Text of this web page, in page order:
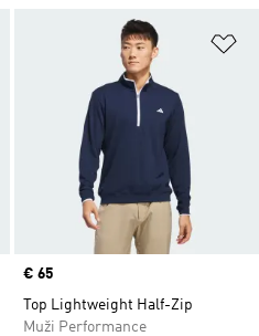
Pridať do zoznamu želaných
Price
€ 65
Top Lightweight Half-Zip
Muži Performance